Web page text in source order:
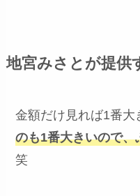
地宮みさとが提供
金額だけ見れば1番大
のも1番大きいので
笑